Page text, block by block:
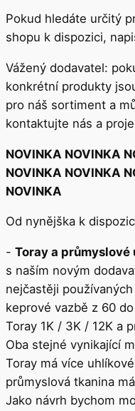
Pokud hledáte určitý
shopu k dispozici,
Vážený dodavatel:
konkrétní produkty
pro náš sortiment a
kontaktujte nás a
NOVINKA NOVINKA
NOVINKA NOVINKA
NOVINKA
Od nynějška k
- Toray a
s naším novým
nejčastěji
keprové vazbě z 60
Toray 1K / 3K / 12K a
Oba stejné vynikající
Toray má více
průmyslová tkanina
Jako návrh bychom